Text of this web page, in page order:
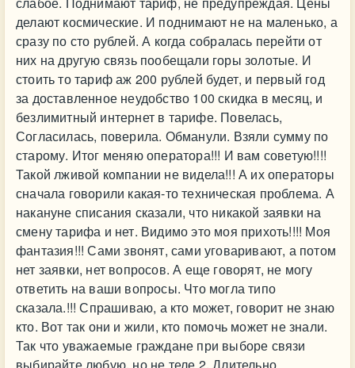
делают космические. И поднимают не на маленько, а
сразу по сто рублей. А когда собралась перейти от
них на другую связь пообещали горы золотые. И
стоить то тариф аж 200 рублей будет, и первый год
за доставленное неудобство 100 скидка в месяц, и
безлимитный интернет в тарифе. Повелась,
Согласилась, поверила. Обманули. Взяли сумму по
старому. Итог меняю оператора!!! И вам советую!!!!
Такой лживой компании не видела!!! А их операторы
сначала говорили какая-то техническая проблема. А
накануне списания сказали, что никакой заявки на
смену тарифа и нет. Видимо это моя прихоть!!!! Моя
фантазия!!! Сами звонят, сами уговаривают, а потом
нет заявки, нет вопросов. А еще говорят, не могу
ответить на ваши вопросы. Что могла типо
сказала.!!! Спрашиваю, а кто может, говорит не знаю
кто. Вот так они и жили, кто помочь может не знали.
Так что уважаемые граждане при выборе связи